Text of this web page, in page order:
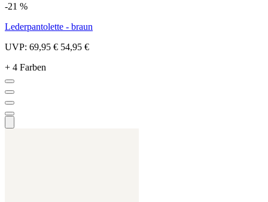
-21 %
Lederpantolette - braun
UVP: 69,95 € 54,95 €
+ 4 Farben